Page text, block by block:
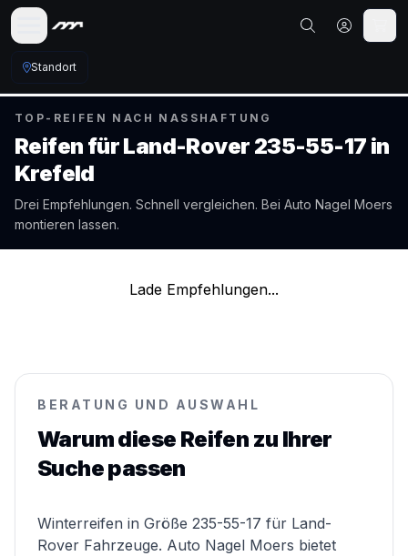
Standort
TOP-REIFEN NACH NASSHAFTUNG
Reifen fürLand-Rover 235-55-17 in
Krefeld
Drei Empfehlungen. Schnell vergleichen. Bei Auto Nagel Moers
montieren lassen.
Lade Empfehlungen...
BERATUNG UND AUSWAHL
Warum diese Reifen zu Ihrer
Suche passen
Winterreifen in Größe 235-55-17 für Land-
Rover Fahrzeuge. Auto Nagel Moers bietet